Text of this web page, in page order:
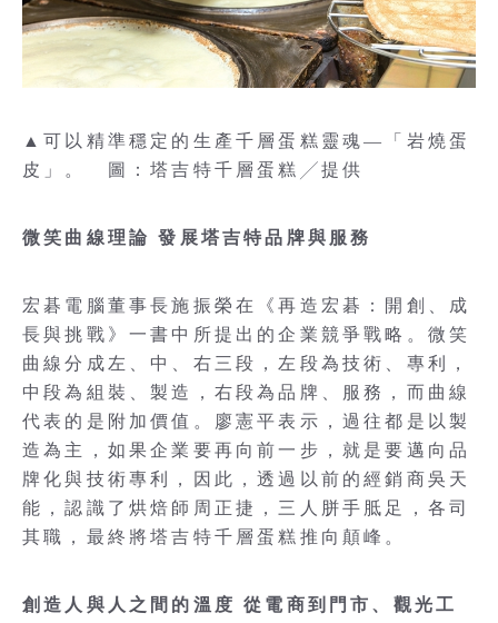
▲可以精準穩定的生產千層蛋糕靈魂—「岩燒蛋
皮」。 圖：塔吉特千層蛋糕╱提供
微笑曲線理論 發展塔吉特品牌與服務
宏碁電腦董事長施振榮在《再造宏碁：開創、成
長與挑戰》一書中所提出的企業競爭戰略。微笑
曲線分成左、中、右三段，左段為技術、專利，
中段為組裝、製造，右段為品牌、服務，而曲線
代表的是附加價值。廖憲平表示，過往都是以製
造為主，如果企業要再向前一步，就是要邁向品
牌化與技術專利，因此，透過以前的經銷商吳天
能，認識了烘焙師周正捷，三人胼手胝足，各司
其職，最終將塔吉特千層蛋糕推向顛峰。
創造人與人之間的溫度 從電商到門市、觀光工